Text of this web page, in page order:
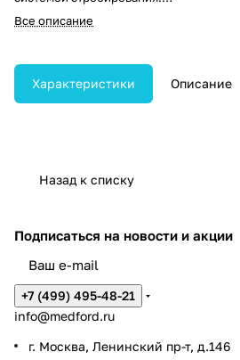
Обеспечивает высокоточное
сканирование сердца и
визуализацией стентов и
кальцификатов.
Все описание
Характеристики Описание
Назад к списку
Подписаться на новости и акции
+7 (499) 495-48-21
info@medford.ru
г. Москва, Ленинский пр-т, д.146